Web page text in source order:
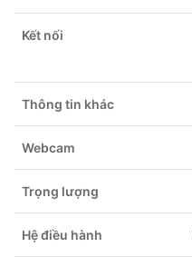
Kết nối
Thông tin khác
Webcam
Trọng lượng
Hệ điều hành